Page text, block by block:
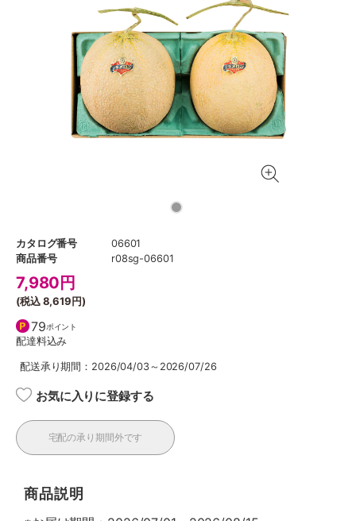
カタログ番号
06601
商品番号
r08sg-06601
7,980 円
(税込8,619円)
79ポイント
配達料込み
配送承り期間：2026/04/03～2026/07/26
お気に入りに登録する
宅配の承り期間外です
商品説明